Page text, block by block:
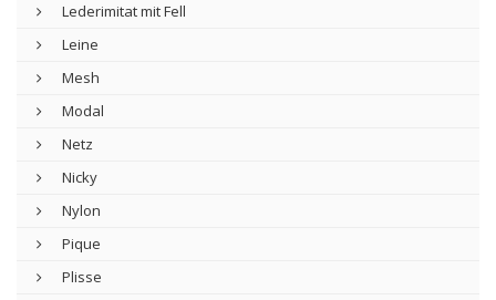
Lederimitat mit Fell
Leine
Mesh
Modal
Netz
Nicky
Nylon
Pique
Plisse